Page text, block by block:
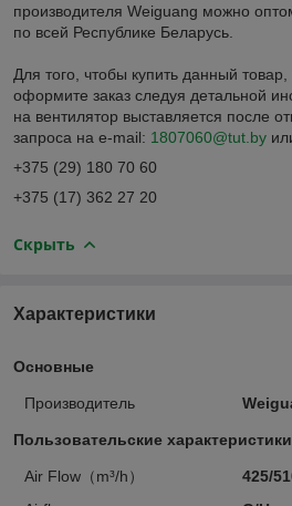
производителя Weiguang можно
по всей Республике Беларусь.
Для того, чтобы купить данный
оформите заказ следуя детальной
на вентилятор выставляется после
запроса на e-mail: 1807060@tut.by
+375 (29) 180 70 60
+375 (17) 362 27 20
Скрыть
Характеристики
Основные
Производитель
Пользовательские характеристики
Air Flow（m³/h）
425/